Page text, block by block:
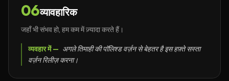
06व्यावहारिक
जहाँ भी संभव हो, हम कम में ज़्यादा करते हैं।
व्यवहार में — अगले तिमाही की पॉलिश्ड वर्ज़न से बेहतर है इस हफ़्ते सस्ता
वर्ज़न रिलीज़ करना।